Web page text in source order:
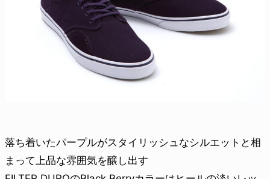
落ち着いたパープルがスタイリッシュなシルエットと相
まって上品な雰囲気を醸し出す